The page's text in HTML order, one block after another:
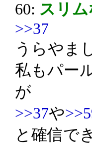
60: スリ
>>37
うらやま
私もパー
が
>>37や
と確信で